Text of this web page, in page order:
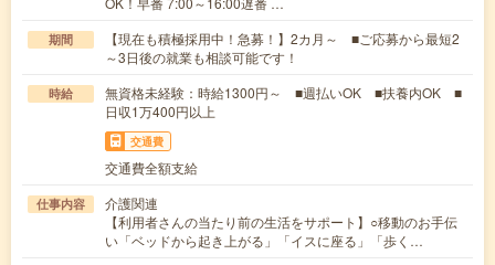
期間
【現在も積極採用中！急募！】2カ月～ ■ご応募から最短2
～3日後の就業も相談可能です！
時給
無資格未経験：時給1300円～ ■週払いOK ■扶養内OK ■
日収1万400円以上
交通費
交通費全額支給
仕事内容
介護関連
【利用者さんの当たり前の生活をサポート】○移動のお手伝
い「ベッドから起き上がる」「イスに座る」「歩く…